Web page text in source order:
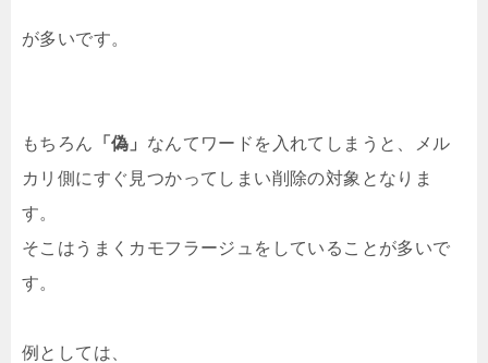
が多いです。
もちろん 「偽」 なんてワードを入れてしまうと、メル
カリ側にすぐ見つかってしまい削除の対象となりま
す。
そこはうまくカモフラージュをしていることが多いで
す。
例としては、